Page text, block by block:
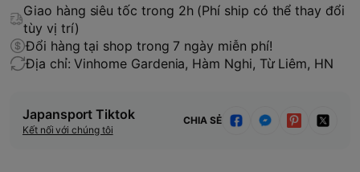
Giao hàng siêu tốc trong 2h (Phí ship có thể thay đổi
tùy vị trí)
Đổi hàng tại shop trong 7 ngày miễn phí!
Địa chỉ: Vinhome Gardenia, Hàm Nghi, Từ Liêm, HN
Japansport Tiktok
Kết nối với chúng tôi
CHIA SẺ